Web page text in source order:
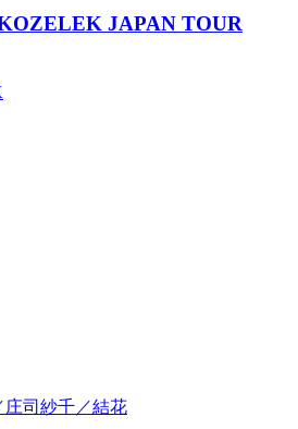
JAPAN TOUR
庄司紗千／結花